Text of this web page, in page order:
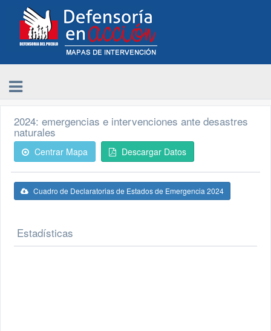
2024: emergencias e intervenciones ante desastres
naturales
Centrar Mapa Descargar Datos
Cuadro de Declaratorias de Estados de Emergencia 2024
Estadísticas